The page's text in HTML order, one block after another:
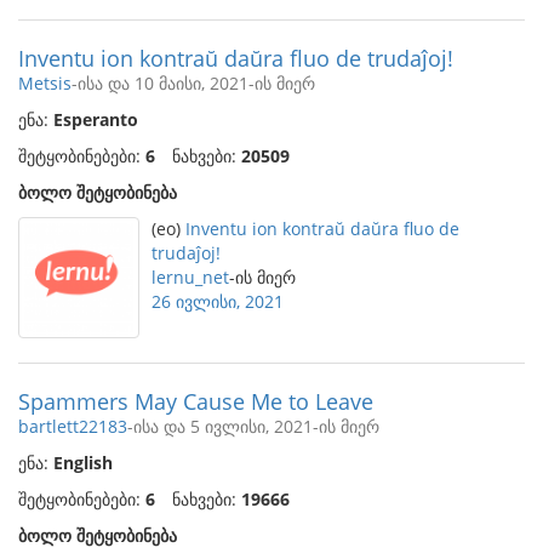
Inventu ion kontraŭ daŭra fluo de trudaĵoj!
Metsis-ისა და 10 მაისი, 2021-ის მიერ
ენა: Esperanto
შეტყობინებები: 6 ნახვები: 20509
ბოლო შეტყობინება
(eo) Inventu ion kontraŭ daŭra fluo de
trudaĵoj!
lernu_net-ის მიერ
26 ივლისი, 2021
Spammers May Cause Me to Leave
bartlett22183-ისა და 5 ივლისი, 2021-ის მიერ
ენა: English
შეტყობინებები: 6 ნახვები: 19666
ბოლო შეტყობინება